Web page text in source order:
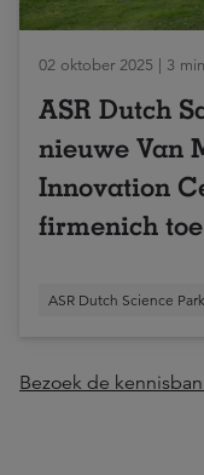
02 oktober 2025 | 3
ASR Dutch
nieuwe Van
Innovation
firmenich
ASR Dutch Science
Bezoek de